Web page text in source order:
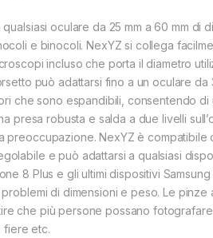
oculare da 25 mm a 60 mm di
e binocoli. NexYZ si collega
incluso che porta il diametro
può adattarsi fino a un oculare da
che sono espandibili, consentendo di
presa robusta e salda a due livelli
preoccupazione. NexYZ è compatibile
e può adattarsi a qualsiasi
8 Plus e gli ultimi dispositivi
di dimensioni e peso. Le
che più persone possano
fiere etc.